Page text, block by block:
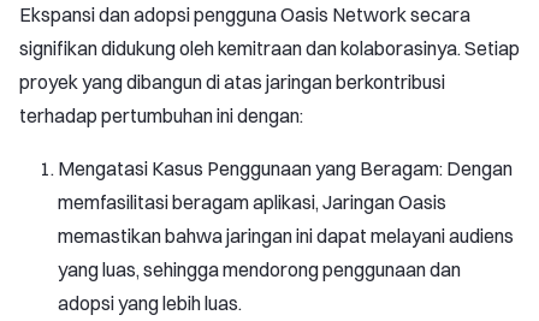
Ekspansi dan adopsi pengguna Oasis Network secara
signifikan didukung oleh kemitraan dan kolaborasinya. Setiap
proyek yang dibangun di atas jaringan berkontribusi
terhadap pertumbuhan ini dengan:
Mengatasi Kasus Penggunaan yang Beragam: Dengan
memfasilitasi beragam aplikasi, Jaringan Oasis
memastikan bahwa jaringan ini dapat melayani audiens
yang luas, sehingga mendorong penggunaan dan
adopsi yang lebih luas.